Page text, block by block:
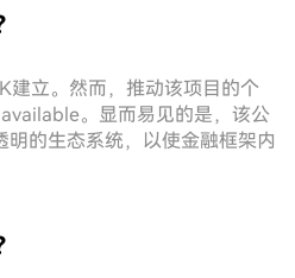
建立。然而，推动该项目的个
。显而易见的是，该公
明的生态系统，以使金融框架内